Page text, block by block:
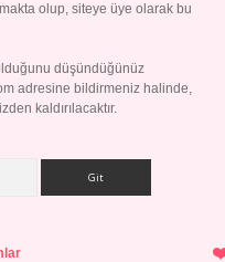
olup, siteye üye olarak bu
düşündüğünüz
adresine bildirmeniz halinde,
kaldırılacaktır.